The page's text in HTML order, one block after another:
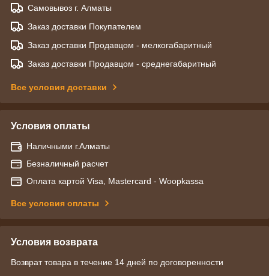
Самовывоз г. Алматы
Заказ доставки Покупателем
Заказ доставки Продавцом - мелкогабаритный
Заказ доставки Продавцом - среднегабаритный
Все условия доставки
Условия оплаты
Наличными г.Алматы
Безналичный расчет
Оплата картой Visa, Mastercard - Woopkassa
Все условия оплаты
Условия возврата
Возврат товара в течение 14 дней по договоренности